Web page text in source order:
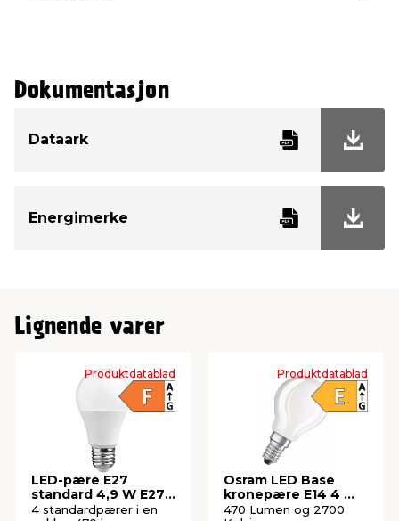
Dokumentasjon
Dataark
Energimerke
Lignende varer
Produktdatablad
LED-pære E27
standard 4,9 W E27
4-pk.
4 standardpærer i en
Produktdatablad
Osram LED Base
kronepære E14 4 W
3-pk
470 Lumen og 2700